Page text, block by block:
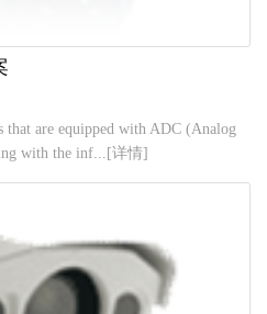
that are equipped with ADC (Analog
with the inf...[详情]